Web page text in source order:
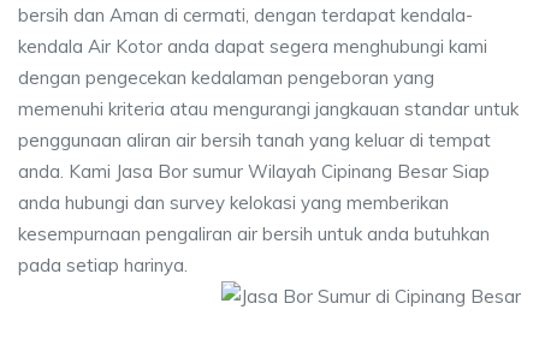
bersih dan Aman di cermati, dengan terdapat kendala-
kendala Air Kotor anda dapat segera menghubungi kami
dengan pengecekan kedalaman pengeboran yang
memenuhi kriteria atau mengurangi jangkauan standar untuk
penggunaan aliran air bersih tanah yang keluar di tempat
anda. Kami Jasa Bor sumur Wilayah Cipinang Besar Siap
anda hubungi dan survey kelokasi yang memberikan
kesempurnaan pengaliran air bersih untuk anda butuhkan
pada setiap harinya.